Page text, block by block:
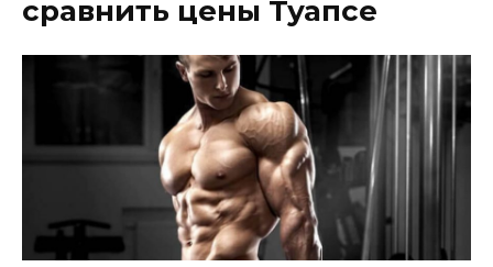
сравнить цены Туапсе